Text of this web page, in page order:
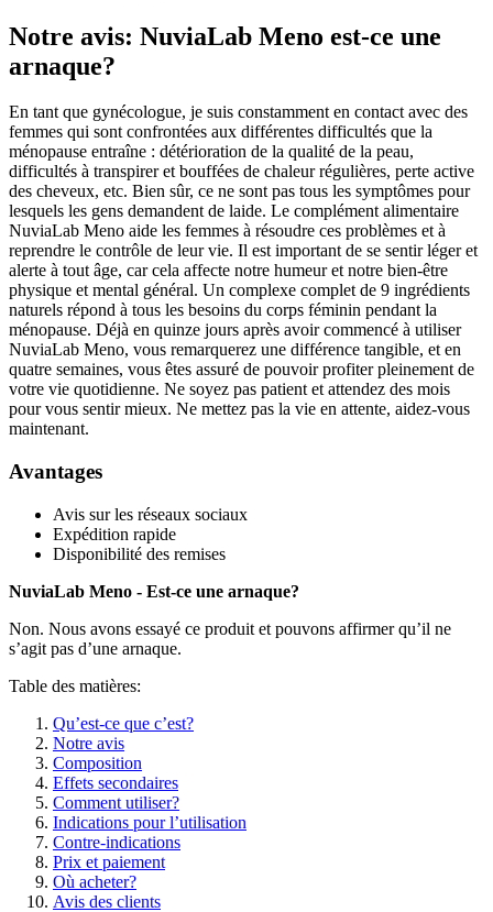
Notre avis: NuviaLab Meno est-ce une
arnaque?
En tant que gynécologue, je suis constamment en contact avec des
femmes qui sont confrontées aux différentes difficultés que la
ménopause entraîne : détérioration de la qualité de la peau,
difficultés à transpirer et bouffées de chaleur régulières, perte active
des cheveux, etc. Bien sûr, ce ne sont pas tous les symptômes pour
lesquels les gens demandent de laide. Le complément alimentaire
NuviaLab Meno aide les femmes à résoudre ces problèmes et à
reprendre le contrôle de leur vie. Il est important de se sentir léger et
alerte à tout âge, car cela affecte notre humeur et notre bien-être
physique et mental général. Un complexe complet de 9 ingrédients
naturels répond à tous les besoins du corps féminin pendant la
ménopause. Déjà en quinze jours après avoir commencé à utiliser
NuviaLab Meno, vous remarquerez une différence tangible, et en
quatre semaines, vous êtes assuré de pouvoir profiter pleinement de
votre vie quotidienne. Ne soyez pas patient et attendez des mois
pour vous sentir mieux. Ne mettez pas la vie en attente, aidez-vous
maintenant.
Avantages
Avis sur les réseaux sociaux
Expédition rapide
Disponibilité des remises
NuviaLab Meno - Est-ce une arnaque?
Non. Nous avons essayé ce produit et pouvons affirmer qu’il ne
s’agit pas d’une arnaque.
Table des matières:
Qu’est-ce que c’est?
Notre avis
Composition
Effets secondaires
Comment utiliser?
Indications pour l’utilisation
Contre-indications
Prix et paiement
Où acheter?
Avis des clients